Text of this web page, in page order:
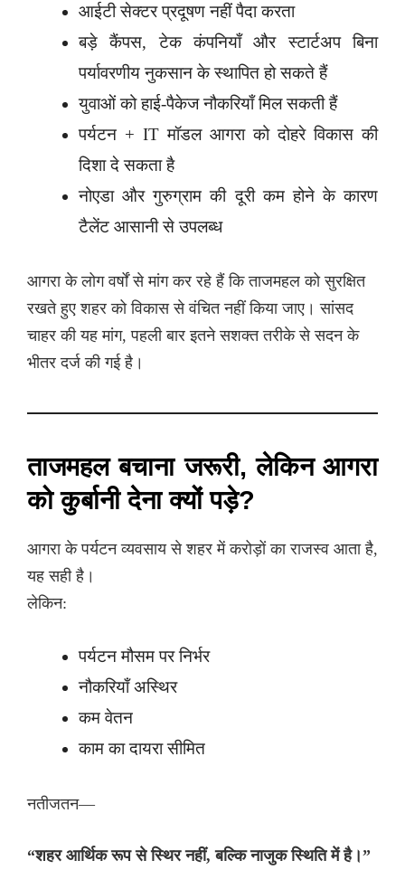
आईटी सेक्टर प्रदूषण नहीं पैदा करता
बड़े कैंपस, टेक कंपनियाँ और स्टार्टअप बिना
पर्यावरणीय नुकसान के स्थापित हो सकते हैं
युवाओं को हाई-पैकेज नौकरियाँ मिल सकती हैं
पर्यटन + IT मॉडल आगरा को दोहरे विकास की
दिशा दे सकता है
नोएडा और गुरुग्राम की दूरी कम होने के कारण
टैलेंट आसानी से उपलब्ध
आगरा के लोग वर्षों से मांग कर रहे हैं कि ताजमहल को सुरक्षित
रखते हुए शहर को विकास से वंचित नहीं किया जाए। सांसद
चाहर की यह मांग, पहली बार इतने सशक्त तरीके से सदन के
भीतर दर्ज की गई है।
ताजमहल बचाना जरूरी, लेकिन आगरा
को कुर्बानी देना क्यों पड़े?
आगरा के पर्यटन व्यवसाय से शहर में करोड़ों का राजस्व आता है,
यह सही है।
लेकिन:
पर्यटन मौसम पर निर्भर
नौकरियाँ अस्थिर
कम वेतन
काम का दायरा सीमित
नतीजतन—
“शहर आर्थिक रूप से स्थिर नहीं, बल्कि नाजुक स्थिति में है।”